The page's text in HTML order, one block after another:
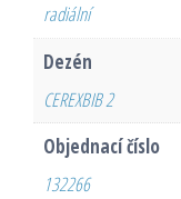
radiální
Dezén
CEREXBIB 2
Objednací číslo
132266